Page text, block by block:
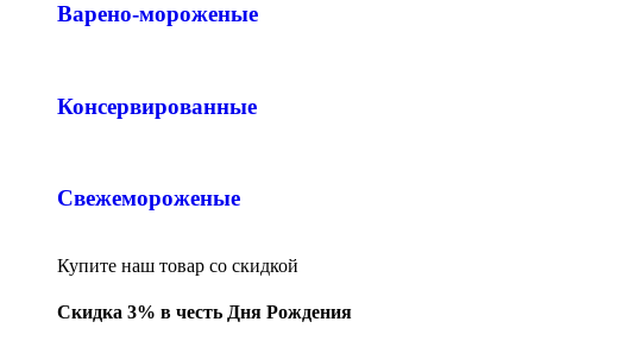
Варено-мороженые
Консервированные
Свежемороженые
Купите наш товар со скидкой
Скидка 3% в честь Дня Рождения